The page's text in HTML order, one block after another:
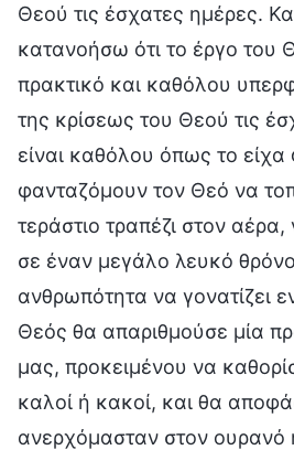
Θεού τις έσχατες ημέρες.
κατανοήσω ότι το έργο του
πρακτικό και καθόλου
της κρίσεως του Θεού τις
είναι καθόλου όπως το
φανταζόμουν τον Θεό να
τεράστιο τραπέζι στον
σε έναν μεγάλο λευκό
ανθρωπότητα να γονατίζει
Θεός θα απαριθμούσε μία
μας, προκειμένου να
καλοί ή κακοί, και θα
ανερχόμασταν στον ουρανό